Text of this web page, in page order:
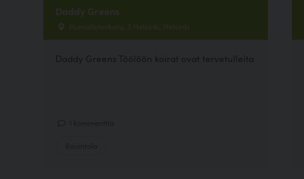
Daddy Greens
Humalistonkatu, 3 Helsinki, Helsinki
Daddy Greens Töölöön koirat ovat tervetulleita